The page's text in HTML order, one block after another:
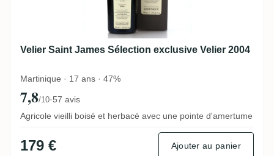
Velier Saint James Sélection exclusive Velier 2004
Martinique · 17 ans · 47%
7,8/10·57 avis
Agricole vieilli boisé et herbacé avec une pointe d'amertume
179 € Ajouter au panier